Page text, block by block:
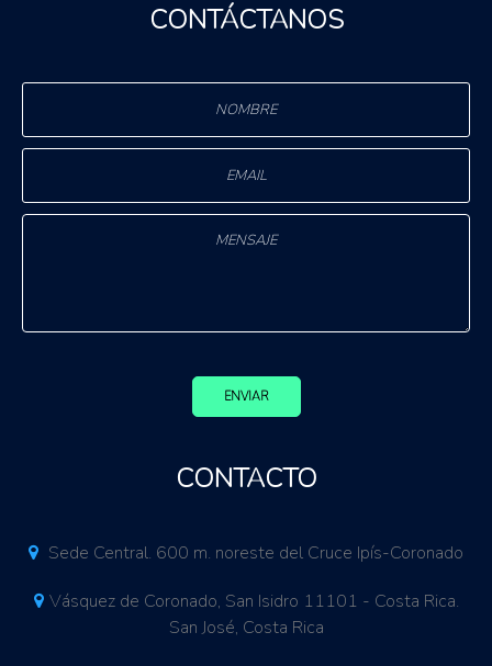
CONTÁCTANOS
ENVIAR
CONTACTO
Sede Central. 600 m. noreste del Cruce Ipís-Coronado
Vásquez de Coronado, San Isidro 11101 - Costa Rica.
San José, Costa Rica